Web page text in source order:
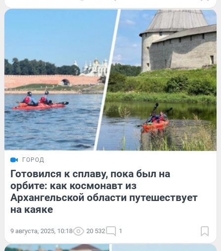
ГОРОД
Готовился к сплаву, пока был на
орбите: как космонавт из
Архангельской области путешествует
на каяке
9 августа, 2025, 10:18 20 532 1